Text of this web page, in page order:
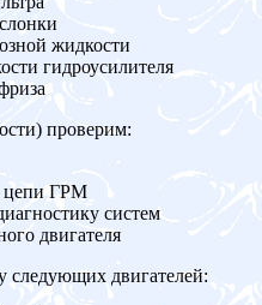
жидкости
гидроусилителя
проверим:
цепи ГРМ
систем
двигателя
следующих двигателей: